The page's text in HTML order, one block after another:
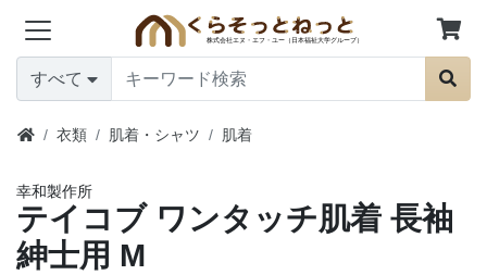
すべて
衣類 肌着・シャツ 肌着
幸和製作所
テイコブ ワンタッチ肌着 長袖
紳士用 M